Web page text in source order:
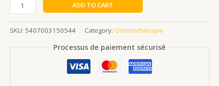
ADD TO CART
SKU: 5407003150544 Category: Gemmothérapie
Processus de paiement sécurisé